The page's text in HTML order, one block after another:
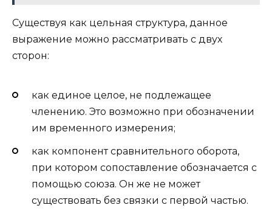
Существуя как цельная структура, данное
выражение можно рассматривать с двух
сторон:
как единое целое, не подлежащее
членению. Это возможно при обозначении
им временного измерения;
как компонент сравнительного оборота,
при котором сопоставление обозначается с
помощью союза. Он же не может
существовать без связки с первой частью.